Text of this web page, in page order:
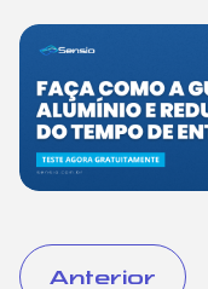
Anterior